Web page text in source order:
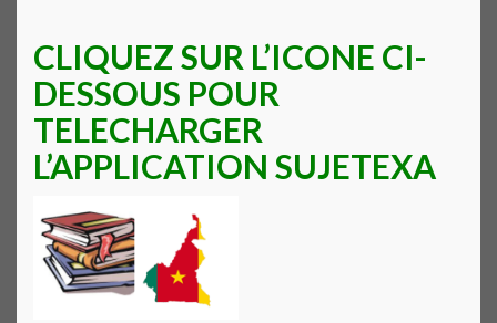
CLIQUEZ SUR L’ICONE CI-
DESSOUS POUR
TELECHARGER
L’APPLICATION SUJETEXA